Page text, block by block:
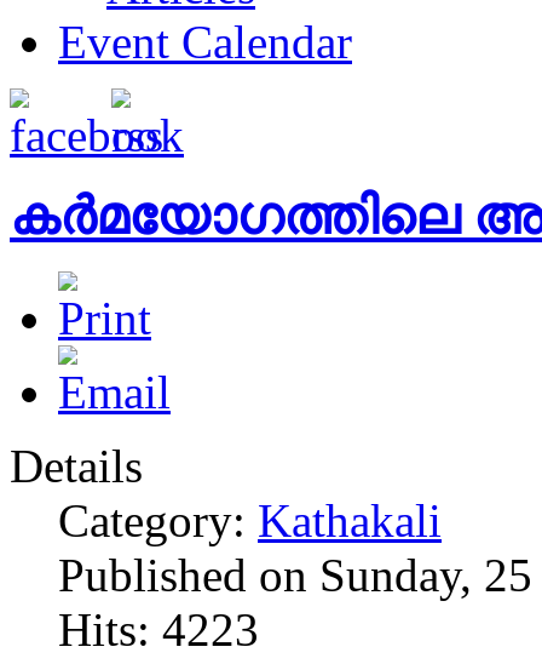
Event Calendar
കർമയോഗത്തിലെ
Details
Category: Kathakali
Published on Sunday,
Hits: 4223